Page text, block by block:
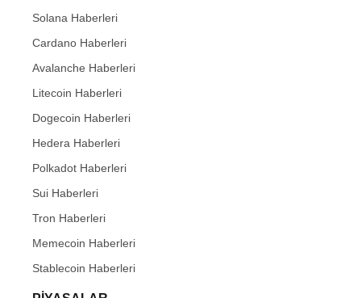
Solana Haberleri
Cardano Haberleri
Avalanche Haberleri
Litecoin Haberleri
Dogecoin Haberleri
Hedera Haberleri
Polkadot Haberleri
Sui Haberleri
Tron Haberleri
Memecoin Haberleri
Stablecoin Haberleri